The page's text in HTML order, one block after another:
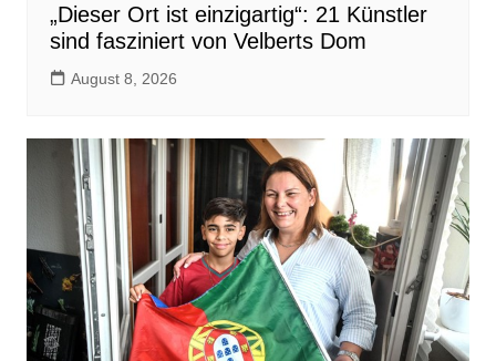
„Dieser Ort ist einzigartig“: 21 Künstler
sind fasziniert von Velberts Dom
August 8, 2026